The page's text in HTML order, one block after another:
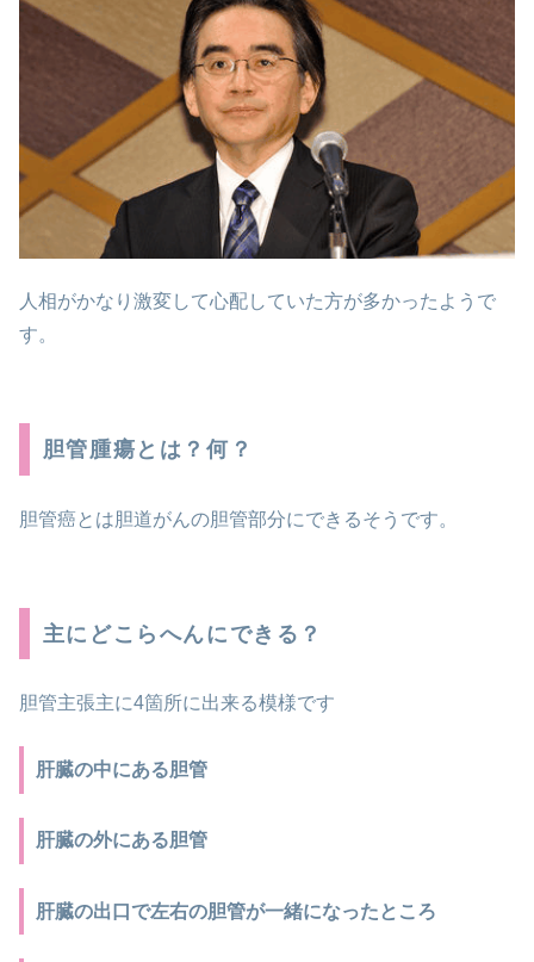
人相がかなり激変して心配していた方が多かったようで
す。
胆管腫瘍とは？何？
胆管癌とは胆道がんの胆管部分にできるそうです。
主にどこらへんにできる？
胆管主張主に4箇所に出来る模様です
肝臓の中にある胆管
肝臓の外にある胆管
肝臓の出口で左右の胆管が一緒になったところ